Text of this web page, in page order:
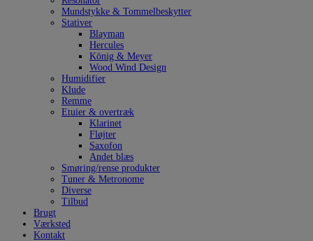
Mundstykke & Tommelbeskytter
Stativer
Blayman
Hercules
König & Meyer
Wood Wind Design
Humidifier
Klude
Remme
Etuier & overtræk
Klarinet
Fløjter
Saxofon
Andet blæs
Smøring/rense produkter
Tuner & Metronome
Diverse
Tilbud
Brugt
Værksted
Kontakt